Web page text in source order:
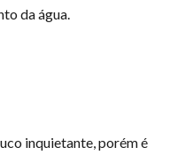
da água.
inquietante, porém é